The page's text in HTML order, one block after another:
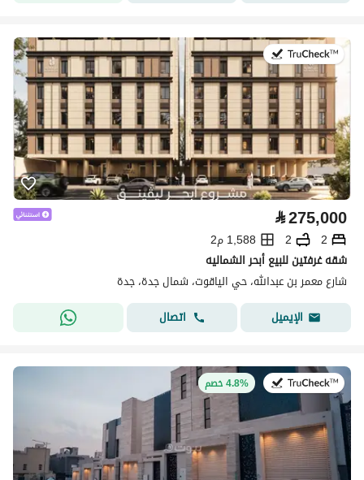
في:30 يوليو 2026
⃁275,000
2
2
1,588 م2
شقه غرفتين للبيع أبحر الشماليه
شارع معمر بن عبدالله، حي الياقوت، شمال جدة، جدة
الإيميل
اتصال
في:20 يوليو 20264.8% خصم